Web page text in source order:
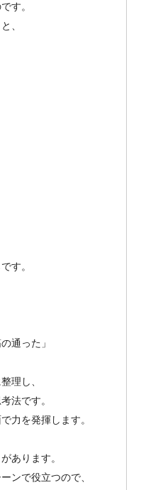
す。
、
す。
通った」
理し、
法です。
力を発揮します。
あります。
ンで役立つので、